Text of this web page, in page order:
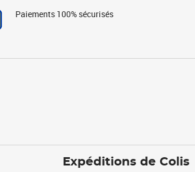
Paiements 100% sécurisés
Expéditions de Colis